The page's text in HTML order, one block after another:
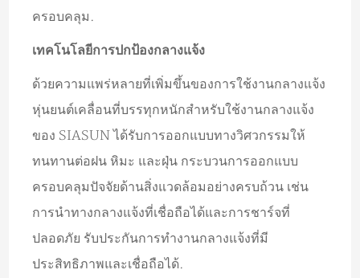
ครอบคลุม.
เทคโนโลยีการปกป้องกลางแจ้ง
ด้วยความแพร่หลายที่เพิ่มขึ้นของการใช้งานกลางแจ้ง
หุ่นยนต์เคลื่อนที่บรรทุกหนักสำหรับใช้งานกลางแจ้ง
ของ SIASUN ได้รับการออกแบบทางวิศวกรรมให้
ทนทานต่อฝน หิมะ และฝุ่น กระบวนการออกแบบ
ครอบคลุมปัจจัยด้านสิ่งแวดล้อมอย่างครบถ้วน เช่น
การนำทางกลางแจ้งที่เชื่อถือได้และการชาร์จที่
ปลอดภัย รับประกันการทำงานกลางแจ้งที่มี
ประสิทธิภาพและเชื่อถือได้.